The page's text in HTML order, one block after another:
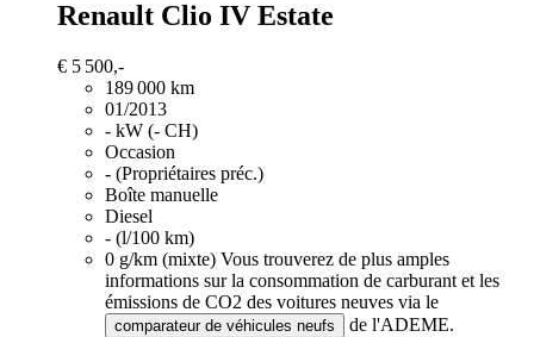
Renault Clio IV Estate
€ 5 500,-
189 000 km
01/2013
- kW (- CH)
Occasion
- (Propriétaires préc.)
Boîte manuelle
Diesel
- (l/100 km)
0 g/km (mixte) Vous trouverez de plus amples
informations sur la consommation de carburant et les
émissions de CO2 des voitures neuves via le
comparateur de véhicules neufs
de l'ADEME.